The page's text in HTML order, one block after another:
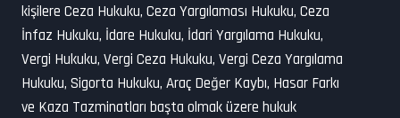
kişilere Ceza Hukuku, Ceza Yargılaması Hukuku, Ceza
İnfaz Hukuku, İdare Hukuku, İdari Yargılama Hukuku,
Vergi Hukuku, Vergi Ceza Hukuku, Vergi Ceza Yargılama
Hukuku, Sigorta Hukuku, Araç Değer Kaybı, Hasar Farkı
ve Kaza Tazminatları başta olmak üzere hukuk